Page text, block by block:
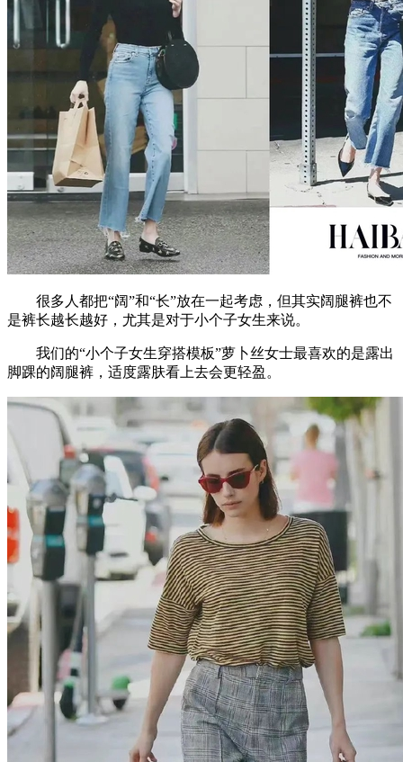
很多人都把“阔”和“长”放在一起考虑，但其实阔腿裤也不
是裤长越长越好，尤其是对于小个子女生来说。
我们的“小个子女生穿搭模板”萝卜丝女士最喜欢的是露出
脚踝的阔腿裤，适度露肤看上去会更轻盈。